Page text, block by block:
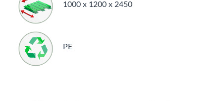
1000 x 1200 x 2450
PE